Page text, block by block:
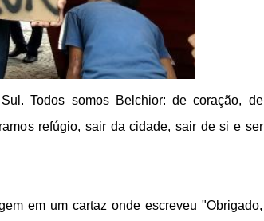
Todos somos Belchior: de coração, de
refúgio, sair da cidade, sair de si e ser
em um cartaz onde escreveu "Obrigado,